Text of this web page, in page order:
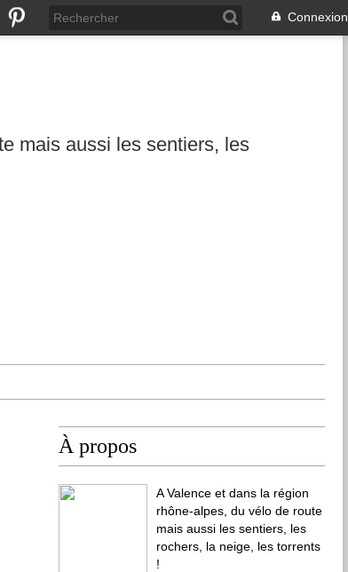
Connexion
mais aussi les sentiers, les
À propos
A Valence et dans la région
rhône-alpes, du vélo de route
mais aussi les sentiers, les
rochers, la neige, les torrents
!